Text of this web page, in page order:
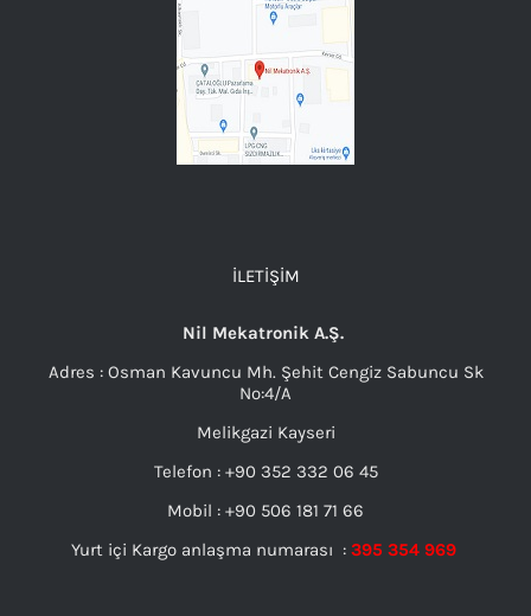
İLETIŞIM
Nil Mekatronik A.Ş.
Adres : Osman Kavuncu Mh. Şehit Cengiz Sabuncu Sk
No:4/A
Melikgazi Kayseri
Telefon : +90 352 332 06 45
Mobil : +90 506 181 71 66
Yurt içi Kargo anlaşma numarası : 395 354 969